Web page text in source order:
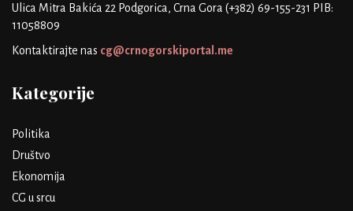
Ulica Mitra Bakića 22 Podgorica, Crna Gora (+382) 69-155-231 PIB:
11058809
Kontaktirajte nas cg@crnogorskiportal.me
Kategorije
Politika
Društvo
Ekonomija
CG u srcu